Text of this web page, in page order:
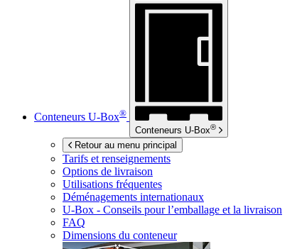
Conteneurs U-Box®
Conteneurs U-Box®
Retour au menu principal
Tarifs et renseignements
Options de livraison
Utilisations fréquentes
Déménagements internationaux
U-Box - Conseils pour l’emballage et la livraison
FAQ
Dimensions du conteneur